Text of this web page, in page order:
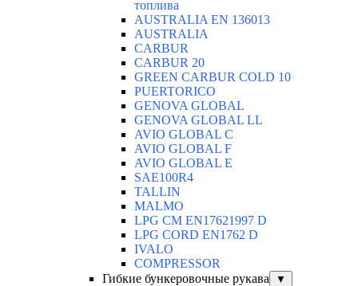
топлива
AUSTRALIA EN 136013
AUSTRALIA
CARBUR
CARBUR 20
GREEN CARBUR COLD 10
PUERTORICO
GENOVA GLOBAL
GENOVA GLOBAL LL
AVIO GLOBAL C
AVIO GLOBAL F
AVIO GLOBAL E
SAE100R4
TALLIN
MALMO
LPG CM EN17621997 D
LPG CORD EN1762 D
IVALO
COMPRESSOR
Гибкие бункеровочные рукава
▼